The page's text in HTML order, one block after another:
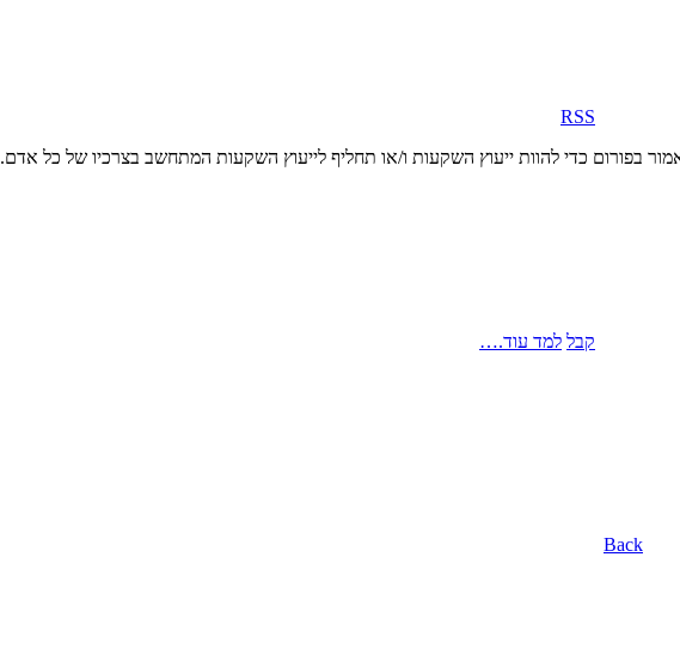
RSS
בפורום כדי להוות ייעוץ השקעות ו/או תחליף לייעוץ השקעות המתחשב בצרכיו של כל אדם.
קבל למד עוד.…
Back